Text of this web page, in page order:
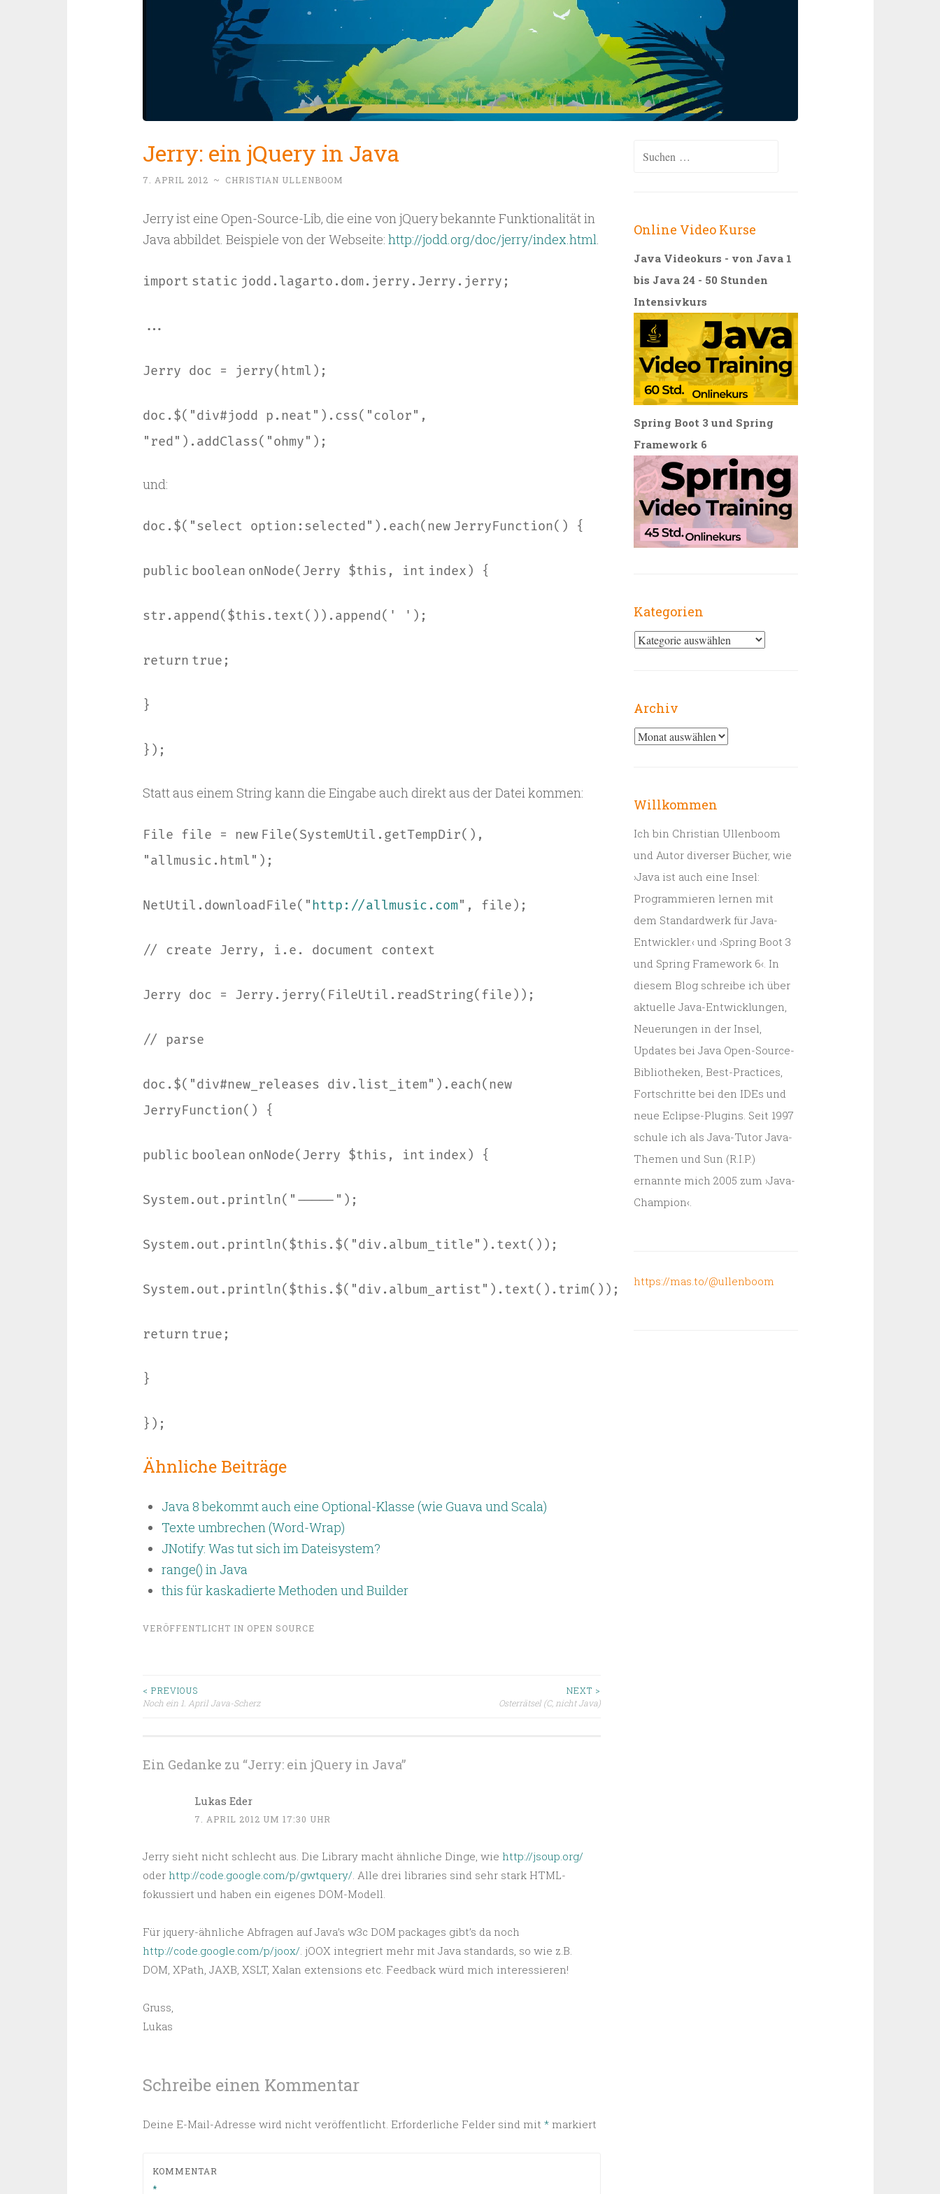
Jerry: ein jQuery in Java
7. APRIL 2012 ~ CHRISTIAN ULLENBOOM
Jerry ist eine Open-Source-Lib, die eine von jQuery bekannte Funktionalität in
Java abbildet. Beispiele von der Webseite: http://jodd.org/doc/jerry/index.html.
import static jodd.lagarto.dom.jerry.Jerry.jerry;
...
Jerry doc = jerry(html);
doc.$( "div#jodd p.neat" ).css( "color" ,
"red" ).addClass( "ohmy" );
und:
doc.$( "select option:selected" ).each( new JerryFunction() {
public boolean onNode(Jerry $this , int index) {
str.append($this .text()).append( ' ' );
return true ;
}
});
Statt aus einem String kann die Eingabe auch direkt aus der Datei kommen:
File file = new File(SystemUtil.getTempDir(),
"allmusic.html" );
NetUtil.downloadFile( "http://allmusic.com" , file);
// create Jerry, i.e. document context
Jerry doc = Jerry.jerry(FileUtil.readString(file));
// parse
doc.$( "div#new_releases div.list_item" ).each( new
JerryFunction() {
public boolean onNode(Jerry $this , int index) {
System.out.println( "-----" );
System.out.println($this .$( "div.album_title" ).text());
System.out.println($this .$( "div.album_artist" ).text().trim());
return true ;
}
});
Ähnliche Beiträge
Java 8 bekommt auch eine Optional-Klasse (wie Guava und Scala)
Texte umbrechen (Word-Wrap)
JNotify: Was tut sich im Dateisystem?
range() in Java
this für kaskadierte Methoden und Builder
VERÖFFENTLICHT IN OPEN SOURCE
Beitragsnavigation
< PREVIOUS
Noch ein 1. April Java-Scherz
NEXT >
Osterrätsel (C, nicht Java)
Ein Gedanke zu “Jerry: ein jQuery in Java”
Lukas Eder
7. APRIL 2012 UM 17:30 UHR
Jerry sieht nicht schlecht aus. Die Library macht ähnliche Dinge, wie http://jsoup.org/
oder http://code.google.com/p/gwtquery/. Alle drei libraries sind sehr stark HTML-
fokussiert und haben ein eigenes DOM-Modell.
Für jquery-ähnliche Abfragen auf Java’s w3c DOM packages gibt’s da noch
http://code.google.com/p/joox/. jOOX integriert mehr mit Java standards, so wie z.B.
DOM, XPath, JAXB, XSLT, Xalan extensions etc. Feedback würd mich interessieren!
Gruss,
Lukas
Schreibe einen Kommentar
Deine E-Mail-Adresse wird nicht veröffentlicht. Erforderliche Felder sind mit *markiert
KOMMENTAR
*
Suchen
Online Video Kurse
Java Videokurs - von Java 1
bis Java 24 - 50 Stunden
Intensivkurs
Spring Boot 3 und Spring
Framework 6
Kategorien
Kategorien
Archiv
Archiv
Willkommen
Ich bin Christian Ullenboom
und Autor diverser Bücher, wie
›Java ist auch eine Insel:
Programmieren lernen mit
dem Standardwerk für Java-
Entwickler.‹ und ›Spring Boot 3
und Spring Framework 6‹. In
diesem Blog schreibe ich über
aktuelle Java-Entwicklungen,
Neuerungen in der Insel,
Updates bei Java Open-Source-
Bibliotheken, Best-Practices,
Fortschritte bei den IDEs und
neue Eclipse-Plugins. Seit 1997
schule ich als Java-Tutor Java-
Themen und Sun (R.I.P.)
ernannte mich 2005 zum ›Java-
Champion‹.
https://mas.to/@ullenboom